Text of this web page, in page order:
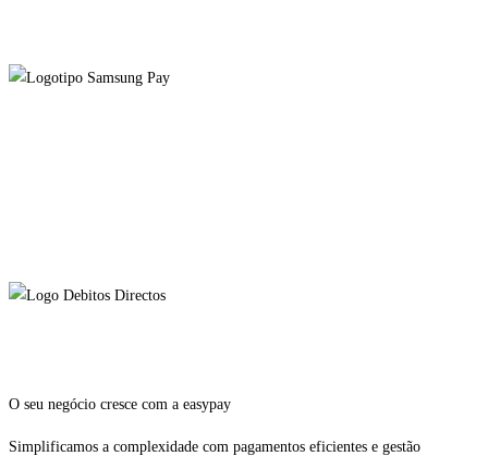
O seu negócio cresce com a easypay
Simplificamos a complexidade com pagamentos eficientes e gestão